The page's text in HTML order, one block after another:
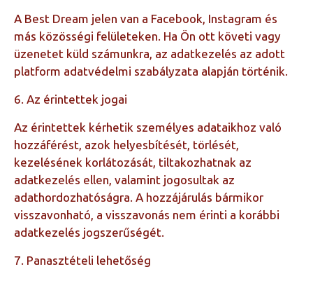
A Best Dream jelen van a Facebook, Instagram és
más közösségi felületeken. Ha Ön ott követi vagy
üzenetet küld számunkra, az adatkezelés az adott
platform adatvédelmi szabályzata alapján történik.
6. Az érintettek jogai
Az érintettek kérhetik személyes adataikhoz való
hozzáférést, azok helyesbítését, törlését,
kezelésének korlátozását, tiltakozhatnak az
adatkezelés ellen, valamint jogosultak az
adathordozhatóságra. A hozzájárulás bármikor
visszavonható, a visszavonás nem érinti a korábbi
adatkezelés jogszerűségét.
7. Panasztételi lehetőség